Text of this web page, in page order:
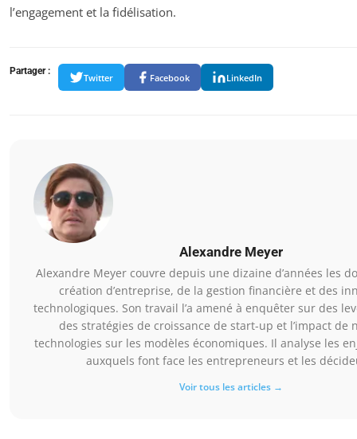
l’engagement et la fidélisation.
Partager :
Twitter Facebook LinkedIn
Alexandre Meyer
Alexandre Meyer couvre depuis une dizaine d’années les
création d’entreprise, de la gestion financière et des
technologiques. Son travail l’a amené à enquêter sur des
des stratégies de croissance de start-up et l’impact de
technologies sur les modèles économiques. Il analyse les
auxquels font face les entrepreneurs et les
Voir tous les articles →